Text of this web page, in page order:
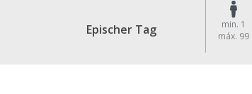
Epischer Tag
min. 1
máx. 99